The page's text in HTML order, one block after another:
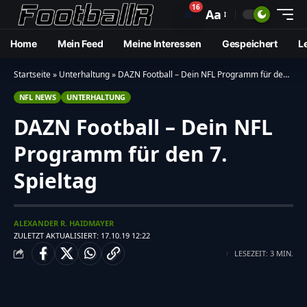
🔔16 Aa
Home Mein Feed Meine Interessen Gespeichert
Startseite» Unterhaltung» DAZN Football – Dein NFL Programm für den 7. Spieltag
NFL NEWS UNTERHALTUNG
DAZN Football – Dein NFL
Programm für den 7.
Spieltag
ZULETZT AKTUALISIERT: 17.10.19 12:22
ALEXANDER R. HAIDMAYER
LESEZEIT: 3 MIN.